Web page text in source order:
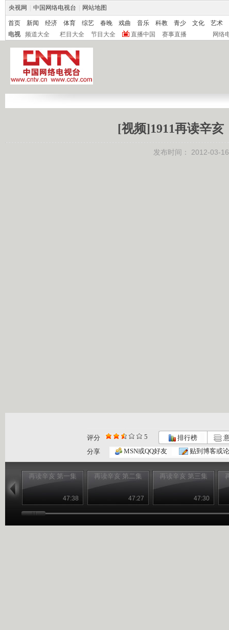
央视网 中国网络电视台 网站地图
首页 新闻 经济 体育 综艺 春晚 戏曲 音乐 科教 青少 文化
艺术
电视
频道大全 栏目大全 节目大全 直播中国 赛事直播 网络
[视频]1911再读辛
发布时间： 2012-03-
评分 5 排行榜
分享
MSN或QQ好友 贴到博客或
再读辛亥 第一集
47:38
再读辛亥 第二集
47:27
再读辛亥 第三集
47:30